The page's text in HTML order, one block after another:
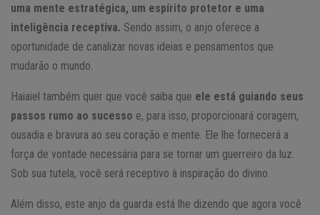
uma mente estratégica, um espírito protetor e uma
inteligência receptiva. Sendo assim, o anjo oferece a
oportunidade de canalizar novas ideias e pensamentos que
mudarão o mundo.
Haiaiel também quer que você saiba que ele está guiando seus
passos rumo ao sucesso e, para isso, proporcionará coragem,
ousadia e bravura ao seu coração e mente. Ele lhe fornecerá a
força de vontade necessária para se tornar um guerreiro da luz.
Sob sua tutela, você será receptivo à inspiração do divino.
Além disso, este anjo da guarda está lhe dizendo que agora você